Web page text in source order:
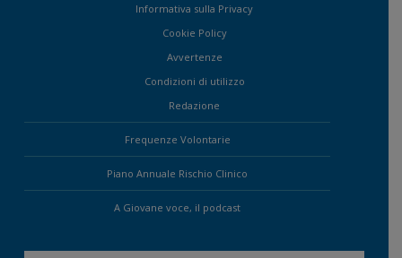
Informativa sulla Privacy
Cookie Policy
Avvertenze
Condizioni di utilizzo
Redazione
Frequenze Volontarie
Piano Annuale Rischio Clinico
A Giovane voce, il podcast